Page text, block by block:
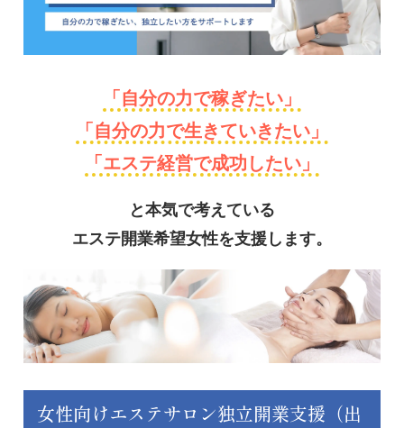
「自分の力で稼ぎたい」
「自分の力で生きていきたい」
「エステ経営で成功したい」
と本気で考えている
エステ開業希望女性を支援します。
女性向けエステサロン独立開業支援（出